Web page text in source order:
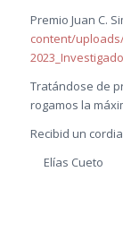
Premio Juan C.
content/
Tratándose de
rogamos la
Recibid un
Elías Cueto